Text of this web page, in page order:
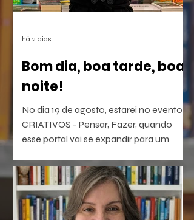
Bom dia, boa tarde, boa
noite!
No dia 19 de agosto, estarei no evento
CRIATIVOS - Pensar, Fazer, quando
esse portal vai se expandir para um
O evento será híbrido, no Colégio
Brasileiro de Altos Estudos (CBAE /
UFRJ), das 15:30 às 18;00. Os links
estarão disponíveis em breve aqui e nas
há 2 dias